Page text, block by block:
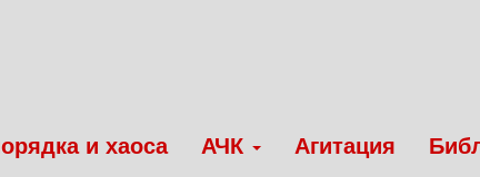
и хаоса АЧК Агитация